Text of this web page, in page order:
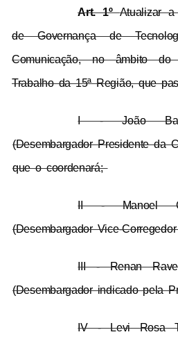
Art. 1º Atualizar
de Governança de
Comunicação, no âmbito
Trabalho da 15ª Região, que
I - João
(Desembargador Presidente da
que o coordenará;
II - Manoel
(Desembargador Vice-
III - Renan
(Desembargador indicado pela
IV - Levi Rosa